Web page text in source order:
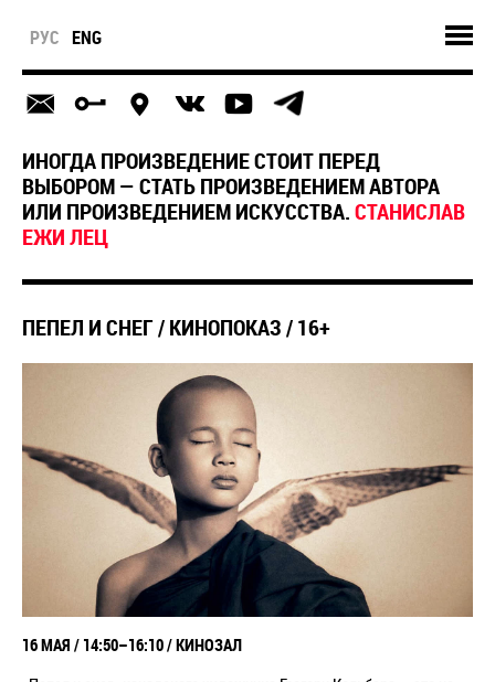
РУС ENG
ИНОГДА ПРОИЗВЕДЕНИЕ СТОИТ ПЕРЕД
ВЫБОРОМ — СТАТЬ ПРОИЗВЕДЕНИЕМ АВТОРА
ИЛИ ПРОИЗВЕДЕНИЕМ ИСКУССТВА.СТАНИСЛАВ
ЕЖИ ЛЕЦ
ПЕПЕЛ И СНЕГ / КИНОПОКАЗ / 16+
16 МАЯ / 14:50–16:10/ КИНОЗАЛ